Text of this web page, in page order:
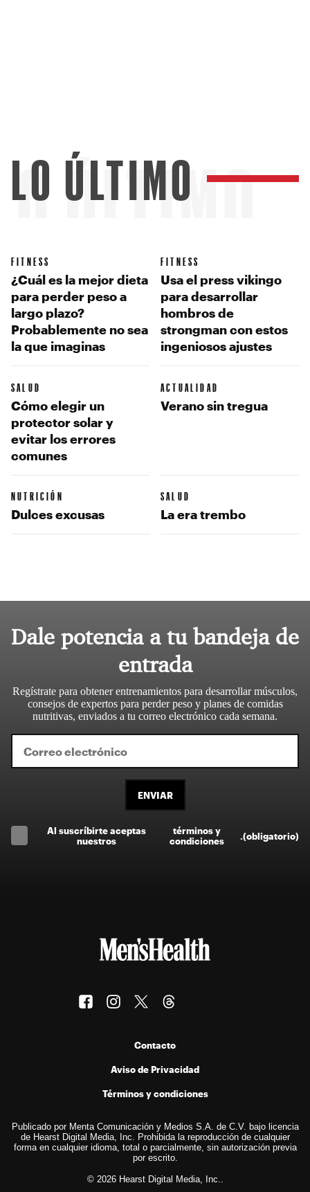
ÚLTIMO
LO ÚLTIMO
FITNESS
¿Cuál es la mejor dieta
para perder peso a
largo plazo?
Probablemente no sea
la que imaginas
FITNESS
Usa el press vikingo
para desarrollar
hombros de
strongman con estos
ingeniosos ajustes
SALUD
Cómo elegir un
protector solar y
evitar los errores
comunes
ACTUALIDAD
Verano sin tregua
NUTRICIÓN
Dulces excusas
SALUD
La era trembo
Dale potencia a tu bandeja de
entrada
Regístrate para obtener entrenamientos para desarrollar músculos,
consejos de expertos para perder peso y planes de comidas
nutritivas, enviados a tu correo electrónico cada semana.
ENVIAR
Al suscríbirte aceptas
nuestros
términos y
condiciones
(obligatorio)
Contacto
Aviso de Privacidad
Términos y condiciones
Publicado por Menta Comunicación y Medios S.A. de C.V. bajo licencia
de Hearst Digital Media, Inc. Prohibida la reproducción de cualquier
forma en cualquier idioma, total o parcialmente, sin autorización previa
por escrito.
© 2026 Hearst Digital Media, Inc..